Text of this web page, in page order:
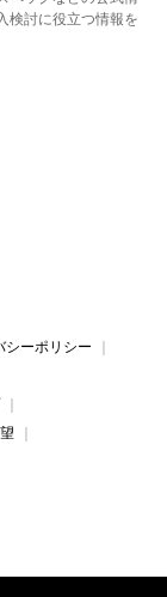
検討に役立つ情報を
シーポリシー